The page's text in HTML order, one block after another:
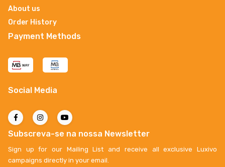
About us
Order History
Payment Methods
Social Media
Subscreva-se na nossa Newsletter
Sign up for our Mailing List and receive all exclusive Luxivo
campaigns directly in your email.